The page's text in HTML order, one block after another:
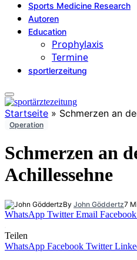
Sports Medicine Research
Autoren
Education
Prophylaxis
Termine
sportlerzeitung
Startseite » Schmerzen an
Operation
Schmerzen an
Achillessehne
By John Göddertz7
WhatsApp Twitter Email Facebook
Teilen
WhatsApp Facebook Twitter